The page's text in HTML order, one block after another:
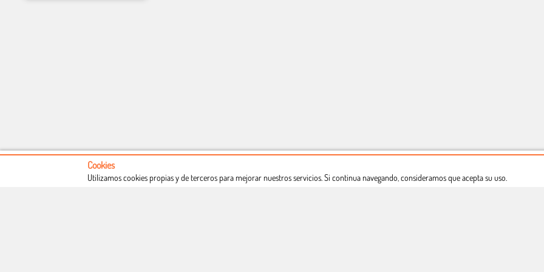
Condiciones de uso Proceso de compra Dónde estamos Política privacidad Derecho a desistimiento
Cookies
Utilizamos cookies propias y de terceros para mejorar nuestros servicios. Si continua navegando, consideramos que acepta su uso.